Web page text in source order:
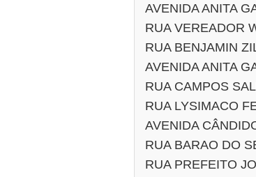
AVENIDA ANITA
RUA VEREADOR
RUA BENJAMIN
AVENIDA ANITA
RUA CAMPOS
RUA LYSIMACO
AVENIDA
RUA BARAO DO
RUA PREFEITO